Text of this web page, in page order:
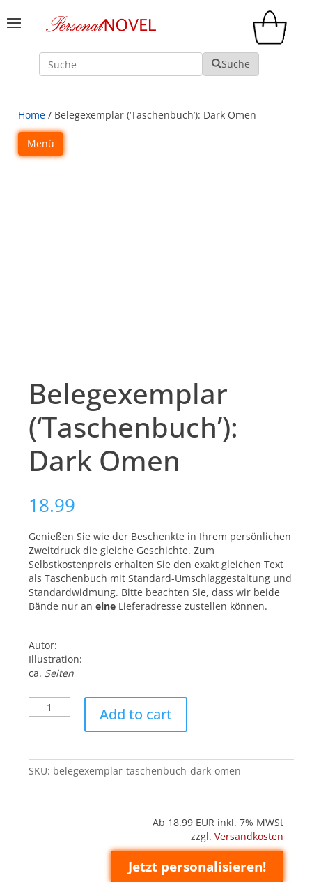
Suche Suche
Home / Belegexemplar (‘Taschenbuch’): Dark Omen
Menü
Belegexemplar
(‘Taschenbuch’):
Dark Omen
18.99
Genießen Sie wie der Beschenkte in Ihrem persönlichen
Zweitdruck die gleiche Geschichte. Zum
Selbstkostenpreis erhalten Sie den exakt gleichen Text
als Taschenbuch mit Standard-Umschlaggestaltung und
Standardwidmung. Bitte beachten Sie, dass wir beide
Bände nur aneine Lieferadresse zustellen können.
Autor:
Illustration:
ca. Seiten
Belegexemplar
('Taschenbuch'):
quantity
Add to cart
SKU: belegexemplar-taschenbuch-dark-omen
Ab 18.99 EUR inkl. 7% MWSt
zzgl. Versandkosten
Jetzt personalisieren!